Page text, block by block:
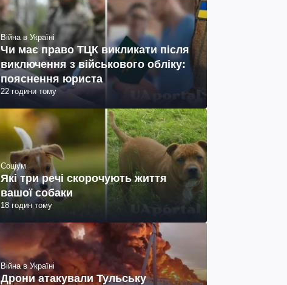
Війна в Україні
Чи має право ТЦК викликати після
виключення з військового обліку:
пояснення юриста
22 години тому
Соціум
Які три речі скорочують життя
вашої собаки
18 годин тому
Війна в Україні
Дрони атакували Тульську